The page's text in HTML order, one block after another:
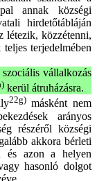
annak községi
hirdetőtábláján
létezik, közzétenni,
terjedelmében
vállalkozás
kerül átruházásra.
22g)másként nem
arányos
részéről községi
akkora bérleti
és azon a helyen
hasonló dolgot